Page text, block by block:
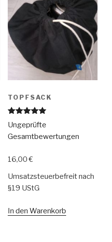
Optionen
können
auf
der
gewählt
werden
TOPFSACK
Bewertet
mit5.00
von 5
Ungeprüfte
Gesamtbewertungen
16,00€
Umsatzsteuerbefreit nach
§19 UStG
In den Warenkorb